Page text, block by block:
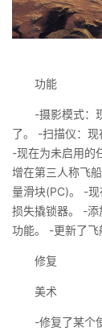
功能
-摄影模式：
了。 -扫描仪：现
-现在为未启用的
增在第三人称飞
量滑块(PC)。 -现
损失撬锁器。 -添
功能。 -更新了飞
修复
美术
-修复了某个